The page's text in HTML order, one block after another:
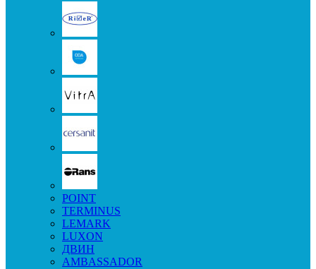
POINT
TERMINUS
LEMARK
LUXON
ДВИН
AMBASSADOR